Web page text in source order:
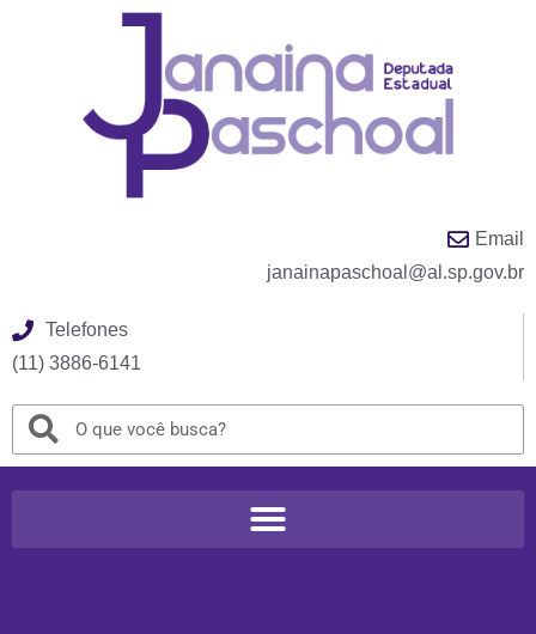
Email
janainapaschoal@al.sp.gov.br
Telefones
(11) 3886-6141